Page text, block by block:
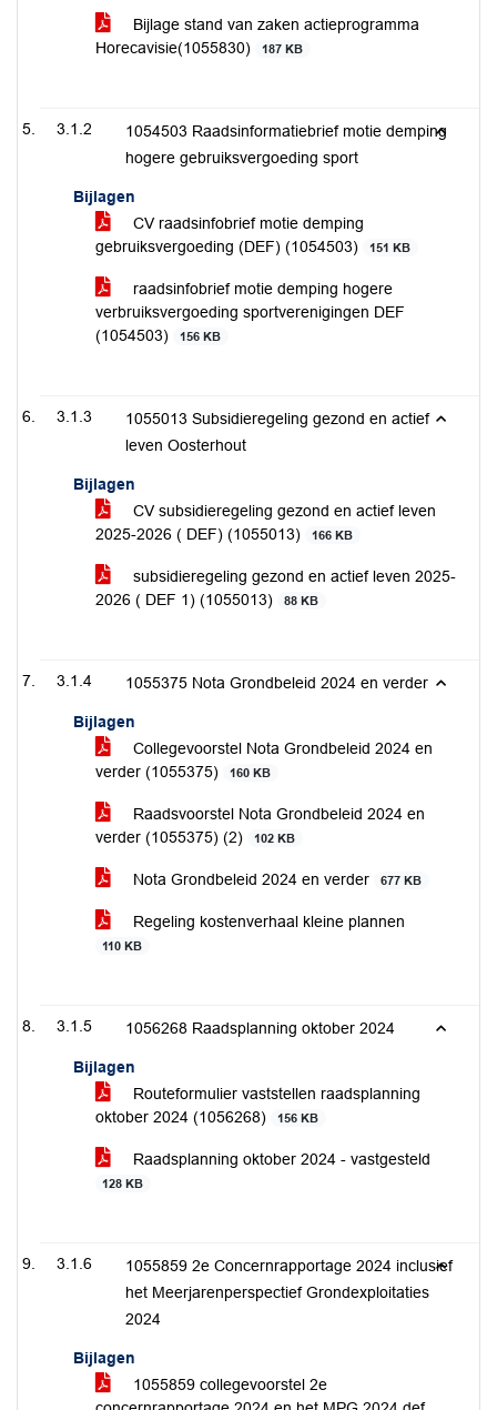
Bijlage stand van zaken actieprogramma
Horecavisie(1055830)
187 KB
3.1.2
1054503 Raadsinformatiebrief motie demping
hogere gebruiksvergoeding sport
Bijlagen
CV raadsinfobrief motie demping
gebruiksvergoeding (DEF) (1054503)
151 KB
raadsinfobrief motie demping hogere
verbruiksvergoeding sportverenigingen DEF
(1054503)
156 KB
3.1.3
1055013 Subsidieregeling gezond en actief
leven Oosterhout
Bijlagen
CV subsidieregeling gezond en actief leven
2025-2026 ( DEF) (1055013)
166 KB
subsidieregeling gezond en actief leven 2025-
2026 ( DEF 1) (1055013)
88 KB
3.1.4 1055375 Nota Grondbeleid 2024 en verder
Bijlagen
Collegevoorstel Nota Grondbeleid 2024 en
verder (1055375)
160 KB
Raadsvoorstel Nota Grondbeleid 2024 en
verder (1055375) (2)
102 KB
Nota Grondbeleid 2024 en verder 677 KB
Regeling kostenverhaal kleine plannen
110 KB
3.1.5 1056268 Raadsplanning oktober 2024
Bijlagen
Routeformulier vaststellen raadsplanning
oktober 2024 (1056268)
156 KB
Raadsplanning oktober 2024 - vastgesteld
128 KB
3.1.6
1055859 2e Concernrapportage 2024 inclusief
het Meerjarenperspectief Grondexploitaties
2024
Bijlagen
1055859 collegevoorstel 2e